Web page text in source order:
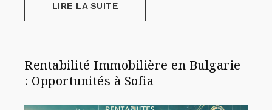
LIRE LA SUITE
Rentabilité Immobilière en Bulgarie
: Opportunités à Sofia